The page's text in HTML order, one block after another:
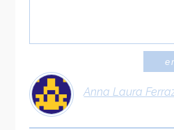
Anna Laura